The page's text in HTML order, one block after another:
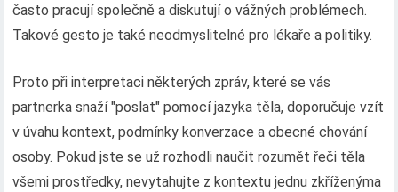
často pracují společně a diskutují o vážných problémech.
Takové gesto je také neodmyslitelné pro lékaře a politiky.
Proto při interpretaci některých zpráv, které se vás
partnerka snaží "poslat" pomocí jazyka těla, doporučuje vzít
v úvahu kontext, podmínky konverzace a obecné chování
osoby. Pokud jste se už rozhodli naučit rozumět řeči těla
všemi prostředky, nevytahujte z kontextu jednu zkříženýma